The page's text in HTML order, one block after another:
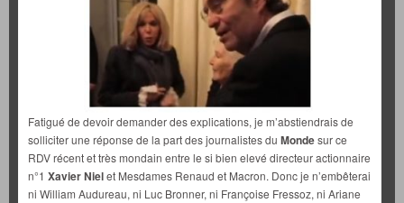
Fatigué de devoir demander des explications, je m’abstiendrais de
solliciter une réponse de la part des journalistes du Mondesur ce
RDV récent et très mondain entre le si bien elevé directeur actionnaire
n°1 Xavier Nielet Mesdames Renaud et Macron. Donc je n’embêterai
ni William Audureau, ni Luc Bronner, ni Françoise Fressoz, ni Ariane